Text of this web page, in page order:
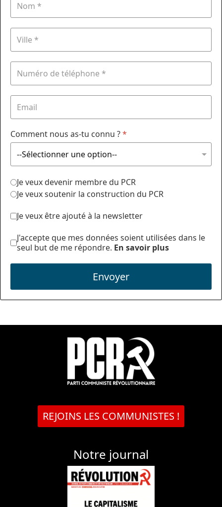
Comment nous as-tu connu ?*
Je veux devenir membre du PCR
Je veux soutenir la construction du PCR
Je veux être ajouté à la newsletter
J'accepte que mes données soient utilisées dans le
seul but de me répondre. En savoir plus
Envoyer
REJOINS LES COMMUNISTES !
Notre journal